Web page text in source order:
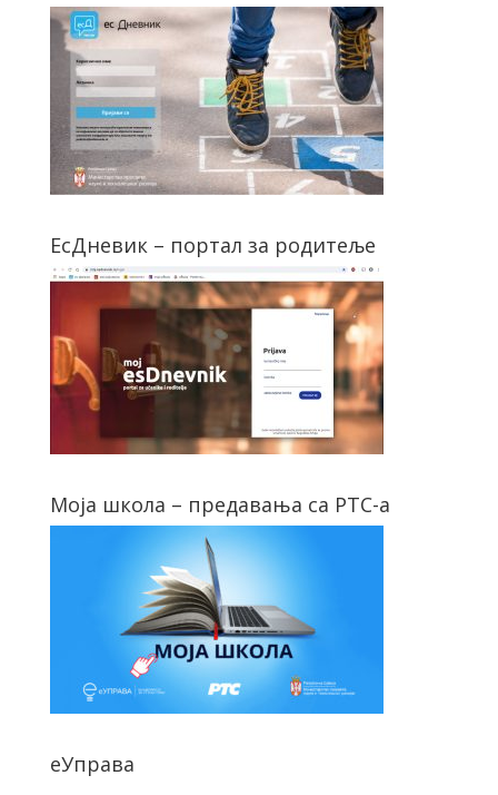
ЕсДневик – портал за родитеље
Моја школа – предавања са РТС-а
еУправа